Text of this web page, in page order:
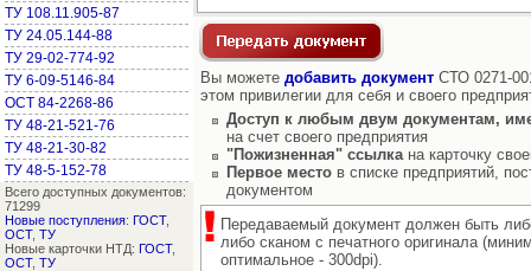
ТУ 108.11.905-87
ТУ 24.05.144-88
ТУ 29-02-774-92
ТУ 6-09-5146-84
ОСТ 84-2268-86
ТУ 48-21-521-76
ТУ 48-21-30-82
ТУ 48-5-152-78
Всего доступных документов:
71299
Новые поступления: ГОСТ,
ОСТ, ТУ
Новые карточки НТД: ГОСТ,
ОСТ, ТУ
Вы можете добавить документ СТО 0271-
этом привилегии для себя и своего
Доступ к любым двум документам,
на счет своего предприятия
"Пожизненная" ссылкана карточку
Первое место в списке предприятий,
документом
Передаваемый документ должен быть
либо сканом с печатного оригинала
оптимальное - 300dpi).